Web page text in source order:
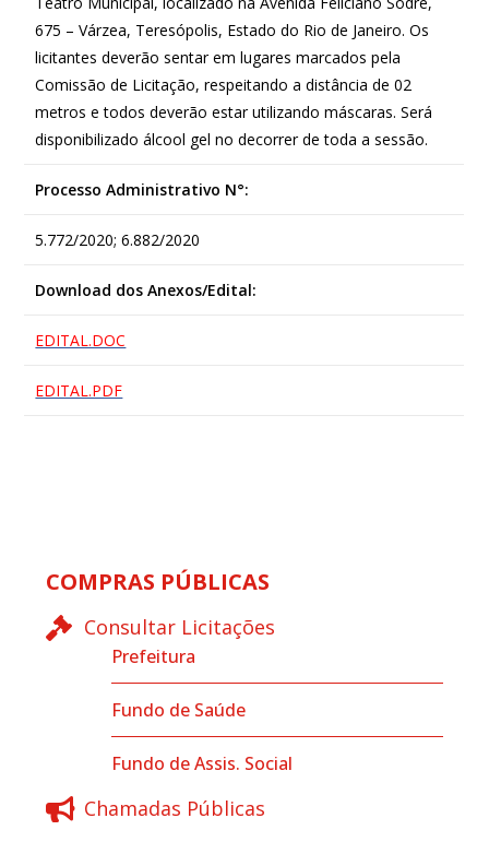
675 – Várzea, Teresópolis, Estado do Rio de Janeiro. Os
licitantes deverão sentar em lugares marcados pela
Comissão de Licitação, respeitando a distância de 02
metros e todos deverão estar utilizando máscaras. Será
disponibilizado álcool gel no decorrer de toda a sessão.
Processo Administrativo N°:
5.772/2020; 6.882/2020
Download dos Anexos/Edital:
EDITAL.DOC
EDITAL.PDF
COMPRAS PÚBLICAS
Consultar Licitações
Prefeitura
Fundo de Saúde
Fundo de Assis. Social
Chamadas Públicas